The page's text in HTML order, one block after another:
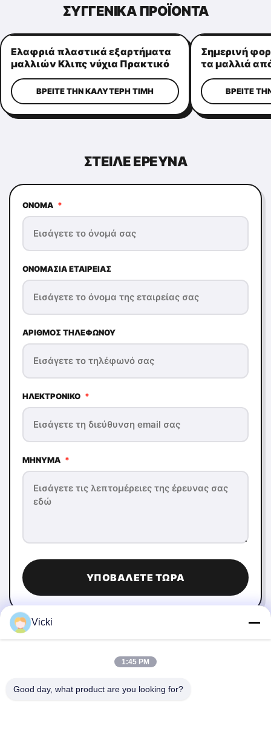
ΣΥΓΓΕΝΙΚΆ ΠΡΟΪΌΝΤΑ
Ελαφριά πλαστικά εξαρτήματα
μαλλιών Κλιπς νύχια Πρακτικό
σχήμα στέμματος
ΒΡΕΊΤΕ ΤΗΝ ΚΑΛΎΤΕΡΗ ΤΙΜΉ
Σημερινή
τα μαλλιά
αλόγου,
τις κυρίες
ΒΡΕΊΤΕ
ΣΤΕΊΛΕ ΕΡΕΥΝΆ
ΌΝΟΜΑ *
ΟΝΟΜΑΣΊΑ ΕΤΑΙΡΕΊΑΣ
ΑΡΙΘΜΌΣ ΤΗΛΕΦΏΝΟΥ
ΗΛΕΚΤΡΟΝΙΚΌ *
ΜΉΝΥΜΑ *
ΥΠΟΒΆΛΕΤΕ ΤΏΡΑ
Vicki
1:45 PM
Good day, what product are you looking for?